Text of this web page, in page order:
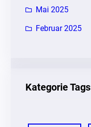
Mai 2025
Februar 2025
Kategorie Tags